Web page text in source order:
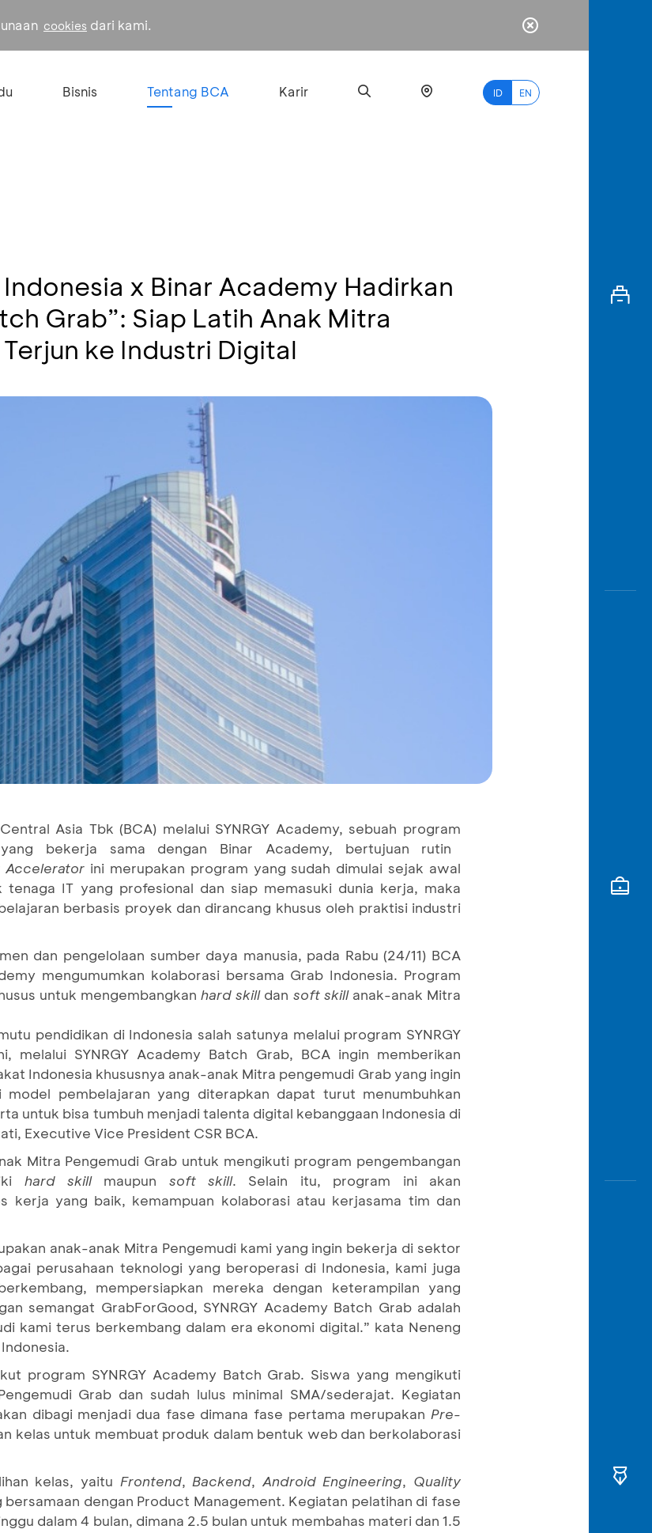
cookies dari kami.
Bisnis Tentang BCA Karir ID EN
myBCA
x Binar Academy Hadirkan
Grab”: Siap Latih Anak Mitra
ke Industri Digital
Asia Tbk (BCA) melalui SYNRGY Academy, sebuah program
bekerja sama dengan Binar Academy, bertujuan rutin
Accelerator ini merupakan program yang sudah dimulai sejak awal
IT yang profesional dan siap memasuki dunia kerja, maka
berbasis proyek dan dirancang khusus oleh praktisi industri
dan pengelolaan sumber daya manusia, pada Rabu (24/11) BCA
mengumumkan kolaborasi bersama Grab Indonesia. Program
untuk mengembangkanhard skill dan soft skill anak-anak Mitra
pendidikan di Indonesia salah satunya melalui program SYNRGY
melalui SYNRGY Academy Batch Grab, BCA ingin memberikan
Indonesia khususnya anak-anak Mitra pengemudi Grab yang ingin
pembelajaran yang diterapkan dapat turut menumbuhkan
untuk bisa tumbuh menjadi talenta digital kebanggaan Indonesia di
Executive Vice President CSR BCA.
Mitra Pengemudi Grab untuk mengikuti program pengembangan
hard skill maupun soft skill. Selain itu, program ini akan
kerja yang baik, kemampuan kolaborasi atau kerjasama tim dan
anak-anak Mitra Pengemudi kami yang ingin bekerja di sektor
perusahaan teknologi yang beroperasi di Indonesia, kami juga
mempersiapkan mereka dengan keterampilan yang
semangat GrabForGood, SYNRGY Academy Batch Grab adalah
kami terus berkembang dalam era ekonomi digital.” kata Neneng
program SYNRGY Academy Batch Grab. Siswa yang mengikuti
Grab dan sudah lulus minimal SMA/sederajat. Kegiatan
dibagi menjadi dua fase dimana fase pertama merupakan Pre-
kelas untuk membuat produk dalam bentuk web dan berkolaborasi
kelas, yaitu Frontend, Backend, Android Engineering, Quality
dengan Product Management. Kegiatan pelatihan di fase
dalam 4 bulan, dimana 2.5 bulan untuk membahas materi dan 1.5